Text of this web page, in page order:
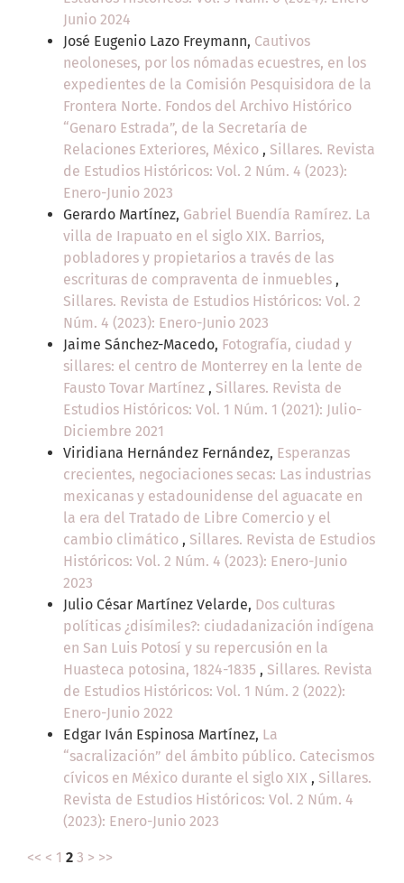
Junio 2024
José Eugenio Lazo Freymann, Cautivos
neoloneses, por los nómadas ecuestres, en los
expedientes de la Comisión Pesquisidora de la
Frontera Norte. Fondos del Archivo Histórico
“Genaro Estrada”, de la Secretaría de
Relaciones Exteriores, México , Sillares. Revista
de Estudios Históricos: Vol. 2 Núm. 4 (2023):
Enero-Junio 2023
Gerardo Martínez, Gabriel Buendía Ramírez. La
villa de Irapuato en el siglo XIX. Barrios,
pobladores y propietarios a través de las
escrituras de compraventa de inmuebles ,
Sillares. Revista de Estudios Históricos: Vol. 2
Núm. 4 (2023): Enero-Junio 2023
Jaime Sánchez-Macedo, Fotografía, ciudad y
sillares: el centro de Monterrey en la lente de
Fausto Tovar Martínez , Sillares. Revista de
Estudios Históricos: Vol. 1 Núm. 1 (2021): Julio-
Diciembre 2021
Viridiana Hernández Fernández, Esperanzas
crecientes, negociaciones secas: Las industrias
mexicanas y estadounidense del aguacate en
la era del Tratado de Libre Comercio y el
cambio climático , Sillares. Revista de Estudios
Históricos: Vol. 2 Núm. 4 (2023): Enero-Junio
2023
Julio César Martínez Velarde, Dos culturas
políticas ¿disímiles?: ciudadanización indígena
en San Luis Potosí y su repercusión en la
Huasteca potosina, 1824-1835 , Sillares. Revista
de Estudios Históricos: Vol. 1 Núm. 2 (2022):
Enero-Junio 2022
Edgar Iván Espinosa Martínez, La
“sacralización” del ámbito público. Catecismos
cívicos en México durante el siglo XIX , Sillares.
Revista de Estudios Históricos: Vol. 2 Núm. 4
(2023): Enero-Junio 2023
<< < 1 2 3 > >>